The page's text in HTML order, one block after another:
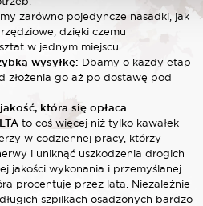
zarówno pojedyncze nasadki, jak
dzięki czemu
w jednym miejscu.
wysyłkę: Dbamy o każdy etap
złożenia go aż po dostawę pod
która się opłaca
to coś więcej niż tylko kawałek
w codziennej pracy, którzy
i uniknąć uszkodzenia drogich
jakości wykonania i przemyślanej
procentuje przez lata. Niezależnie
szpilkach osadzonych bardzo